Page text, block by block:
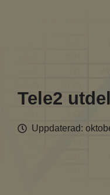
Tele2
Uppdaterad: